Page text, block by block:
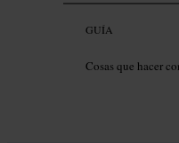
GUÍA
Cosas que hacer